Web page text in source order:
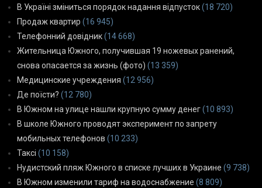
В Україні зміниться порядок надання відпусток(18 720)
Продаж квартир (16 945)
Телефонний довідник(14 668)
Жительница Южного, получившая 19 ножевых ранений,
снова опасается за жизнь (фото) (13 359)
Медицинские учреждения (12 956)
Де поїсти? (12 780)
В Южном на улице нашли крупную сумму денег(10 893)
В школе Южного проводят эксперимент по запрету
мобильных телефонов (10 233)
Таксі (10 158)
Нудистский пляж Южного в списке лучших в Украине (9 738)
В Южном изменили тариф на водоснабжение (8 809)